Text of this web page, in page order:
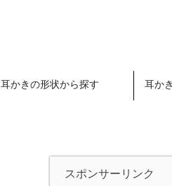
耳かきの形状から探す 耳か
スポンサーリンク